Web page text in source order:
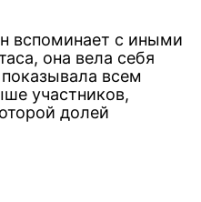
вспоминает с иными
она вела себя
всем
участников,
долей